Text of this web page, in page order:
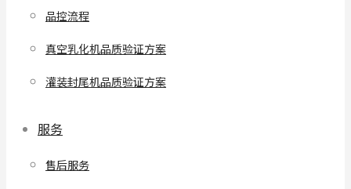
品控流程
真空乳化机品质验证方案
灌装封尾机品质验证方案
服务
售后服务